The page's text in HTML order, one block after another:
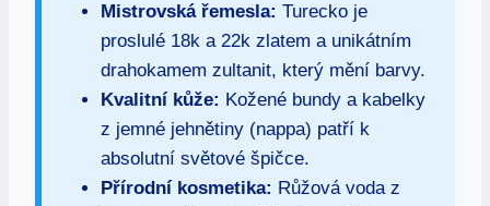
Mistrovská řemesla: Turecko je
proslulé 18k a 22k zlatem a unikátním
drahokamem zultanit, který mění barvy.
Kvalitní kůže: Kožené bundy a kabelky
z jemné jehnětiny (nappa) patří k
absolutní světové špičce.
Přírodní kosmetika: Růžová voda z